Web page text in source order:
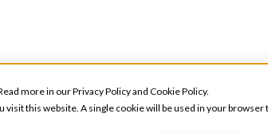
more in ourPrivacy Policyand Cookie Policy.
visit this website. A single cookie will be used in your